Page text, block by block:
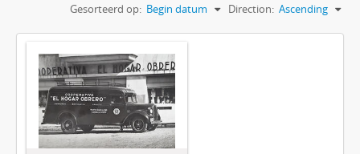
Gesorteerd op: Begin datum Direction: Ascending